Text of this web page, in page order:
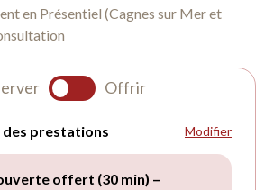
Offrir
en Présentiel (Cagnes sur Mer et